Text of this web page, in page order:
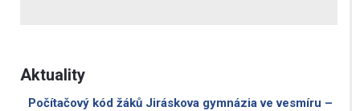
Aktuality
Počítačový kód žáků Jiráskova gymnázia ve vesmíru –